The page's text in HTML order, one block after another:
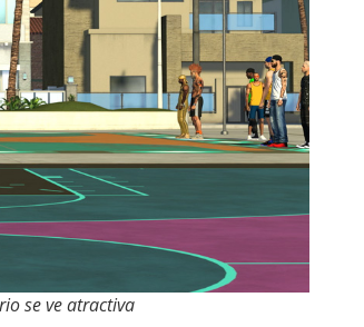
se ve atractiva